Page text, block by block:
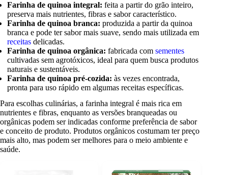
Farinha de quinoa integral: feita a partir do grão inteiro,
preserva mais nutrientes, fibras e sabor característico.
Farinha de quinoa branca: produzida a partir da quinoa
branca e pode ter sabor mais suave, sendo mais utilizada em
receitas delicadas.
Farinha de quinoa orgânica: fabricada comsementes
cultivadas sem agrotóxicos, ideal para quem busca produtos
naturais e sustentáveis.
Farinha de quinoa pré-cozida: às vezes encontrada,
pronta para uso rápido em algumas receitas específicas.
Para escolhas culinárias, a farinha integral é mais rica em
nutrientes e fibras, enquanto as versões branqueadas ou
orgânicas podem ser indicadas conforme preferência de sabor
e conceito de produto. Produtos orgânicos costumam ter preço
mais alto, mas podem ser melhores para o meio ambiente e
saúde.